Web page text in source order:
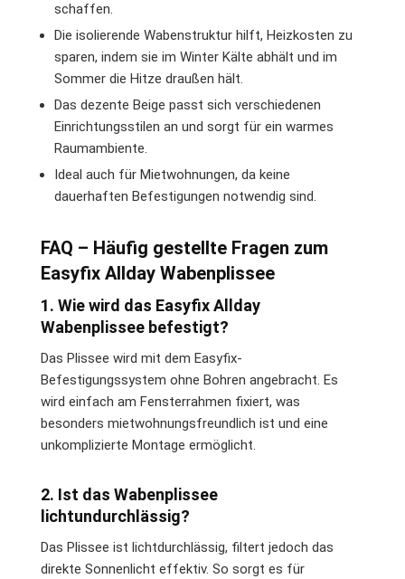
schaffen.
Die isolierende Wabenstruktur hilft, Heizkosten zu
sparen, indem sie im Winter Kälte abhält und im
Sommer die Hitze draußen hält.
Das dezente Beige passt sich verschiedenen
Einrichtungsstilen an und sorgt für ein warmes
Raumambiente.
Ideal auch für Mietwohnungen, da keine
dauerhaften Befestigungen notwendig sind.
FAQ – Häufig gestellte Fragen zum
Easyfix Allday Wabenplissee
1. Wie wird das Easyfix Allday
Wabenplissee befestigt?
Das Plissee wird mit dem Easyfix-
Befestigungssystem ohne Bohren angebracht. Es
wird einfach am Fensterrahmen fixiert, was
besonders mietwohnungsfreundlich ist und eine
unkomplizierte Montage ermöglicht.
2. Ist das Wabenplissee
lichtundurchlässig?
Das Plissee ist lichtdurchlässig, filtert jedoch das
direkte Sonnenlicht effektiv. So sorgt es für